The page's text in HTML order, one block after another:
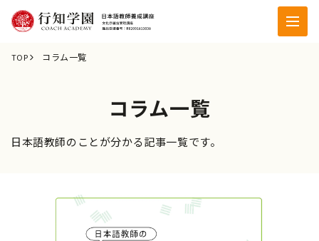
TOP コラム一覧
コラム一覧
日本語教師のことが分かる記事一覧です。